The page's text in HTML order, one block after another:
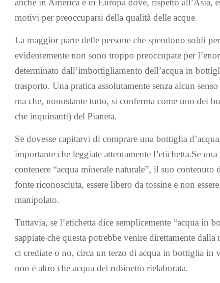
anche in America e in Europa dove, rispetto all’Asia,
motivi per preoccuparsi della qualità delle acque.
La maggior parte delle persone che spendono soldi
evidentemente non sono troppo preoccupate per
determinato dall’imbottigliamento dell’acqua in
trasporto. Una pratica assolutamente senza alcun
ma che, nonostante tutto, si conferma come uno dei
che inquinanti) del Pianeta.
Se dovesse capitarvi di comprare una bottiglia
importante che leggiate attentamente l’etichetta.Se
contenere “acqua minerale naturale”, il suo contenuto
fonte riconosciuta, essere libero da tossine e non
manipolato.
Tuttavia, se l’etichetta dice semplicemente “acqua in
sappiate che questa potrebbe venire direttamente dalla
ci crediate o no, circa un terzo di acqua in bottiglia in
non è altro che acqua del rubinetto rielaborata.